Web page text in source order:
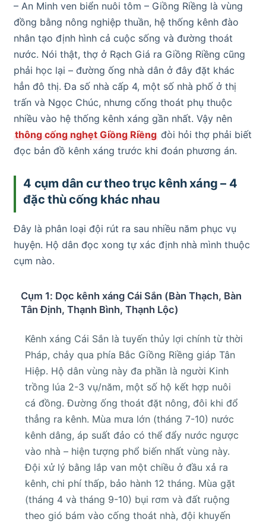
– An Minh ven biển nuôi tôm – Giồng Riềng là vùng
đồng bằng nông nghiệp thuần, hệ thống kênh đào
nhân tạo định hình cả cuộc sống và đường thoát
nước. Nói thật, thợ ở Rạch Giá ra Giồng Riềng cũng
phải học lại – đường ống nhà dân ở đây đặt khác
hẳn đô thị. Đa số nhà cấp 4, một số nhà phố ở thị
trấn và Ngọc Chúc, nhưng cống thoát phụ thuộc
nhiều vào hệ thống kênh xáng gần nhất. Vậy nên
thông cống nghẹt Giồng Riềng đòi hỏi thợ phải biết
đọc bản đồ kênh xáng trước khi đoán phương án.
4 cụm dân cư theo trục kênh xáng – 4
đặc thù cống khác nhau
Đây là phân loại đội rút ra sau nhiều năm phục vụ
huyện. Hộ dân đọc xong tự xác định nhà mình thuộc
cụm nào.
Cụm 1: Dọc kênh xáng Cái Sắn (Bàn Thạch, Bàn
Tân Định, Thạnh Bình, Thạnh Lộc)
Kênh xáng Cái Sắn là tuyến thủy lợi chính từ thời
Pháp, chảy qua phía Bắc Giồng Riềng giáp Tân
Hiệp. Hộ dân vùng này đa phần là người Kinh
trồng lúa 2-3 vụ/năm, một số hộ kết hợp nuôi
cá đồng. Đường ống thoát đặt nông, đôi khi đổ
thẳng ra kênh. Mùa mưa lớn (tháng 7-10) nước
kênh dâng, áp suất đảo có thể đẩy nước ngược
vào nhà – hiện tượng phổ biến nhất vùng này.
Đội xử lý bằng lắp van một chiều ở đầu xả ra
kênh, chi phí thấp, bảo hành 12 tháng. Mùa gặt
(tháng 4 và tháng 9-10) bụi rơm và đất ruộng
theo gió bám vào cống thoát nhà, đội khuyến